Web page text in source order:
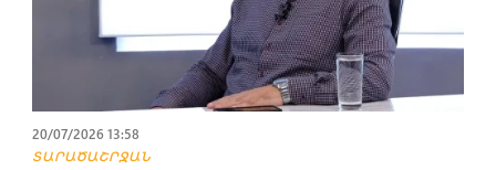
20/07/2026 13:58
ՏԱՐԱԾԱՇՐՋԱՆ